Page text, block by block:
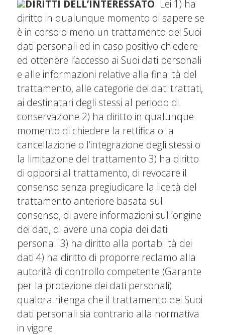
DIRITTI DELL’INTERESSATO: Lei 1) ha
diritto in qualunque momento di sapere se
è in corso o meno un trattamento dei Suoi
dati personali ed in caso positivo chiedere
ed ottenere l’accesso ai Suoi dati personali
e alle informazioni relative alla finalità del
trattamento, alle categorie dei dati trattati,
ai destinatari degli stessi al periodo di
conservazione 2) ha diritto in qualunque
momento di chiedere la rettifica o la
cancellazione o l’integrazione degli stessi o
la limitazione del trattamento 3) ha diritto
di opporsi al trattamento, di revocare il
consenso senza pregiudicare la liceità del
trattamento anteriore basata sul
consenso, di avere informazioni sull’origine
dei dati, di avere una copia dei dati
personali 3) ha diritto alla portabilità dei
dati 4) ha diritto di proporre reclamo alla
autorità di controllo competente (Garante
per la protezione dei dati personali)
qualora ritenga che il trattamento dei Suoi
dati personali sia contrario alla normativa
in vigore.